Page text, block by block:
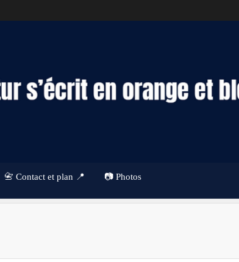
📇 Contact et plan 📍 📷 Photos